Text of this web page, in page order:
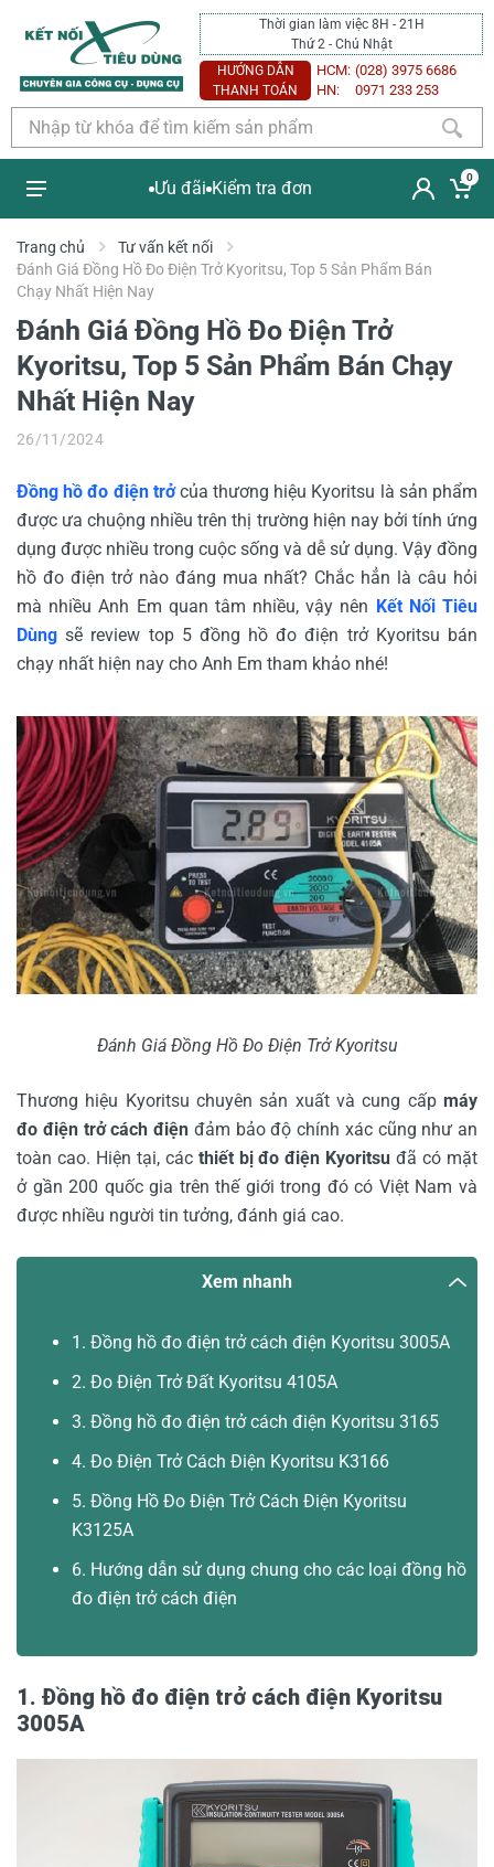
Thời gian làm việc 8H - 21H
Thứ 2 - Chủ Nhật
HƯỚNG DẪN
THANH TOÁN
HCM: (028) 3975 6686
HN:
0971 233 253
Ưu đãi Kiểm tra đơn
0
Trang chủ
Tư vấn kết nối
Đánh Giá Đồng Hồ Đo Điện Trở Kyoritsu, Top 5 Sản Phẩm Bán
Chạy Nhất Hiện Nay
Đánh Giá Đồng Hồ Đo Điện Trở
Kyoritsu, Top 5 Sản Phẩm Bán Chạy
Nhất Hiện Nay
26/11/2024
Đồng hồ đo điện trởcủa thương hiệu Kyoritsu là sản phẩm
được ưa chuộng nhiều trên thị trường hiện nay bởi tính ứng
dụng được nhiều trong cuộc sống và dễ sử dụng. Vậy đồng
hồ đo điện trở nào đáng mua nhất? Chắc hẳn là câu hỏi
mà nhiều Anh Em quan tâm nhiều, vậy nên Kết Nối Tiêu
Dùng sẽ review top 5 đồng hồ đo điện trở Kyoritsu bán
chạy nhất hiện nay cho Anh Em tham khảo nhé!
Đánh Giá Đồng Hồ Đo Điện Trở Kyoritsu
Thương hiệu Kyoritsu chuyên sản xuất và cung cấp máy
đo điện trở cách điện đảm bảo độ chính xác cũng như an
toàn cao. Hiện tại, các thiết bị đo điện Kyoritsu đã có mặt
ở gần 200 quốc gia trên thế giới trong đó có Việt Nam và
được nhiều người tin tưởng, đánh giá cao.
Xem nhanh
1. Đồng hồ đo điện trở cách điện Kyoritsu 3005A
2. Đo Điện Trở Đất Kyoritsu 4105A
3. Đồng hồ đo điện trở cách điện Kyoritsu 3165
4. Đo Điện Trở Cách Điện Kyoritsu K3166
5. Đồng Hồ Đo Điện Trở Cách Điện Kyoritsu
K3125A
6. Hướng dẫn sử dụng chung cho các loại đồng hồ
đo điện trở cách điện
1. Đồng hồ đo điện trở cách điện Kyoritsu
3005A